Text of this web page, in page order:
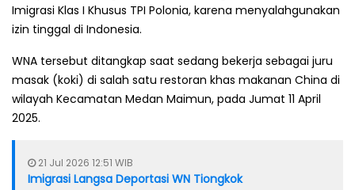
Imigrasi Klas I Khusus TPI Polonia, karena menyalahgunakan
izin tinggal di Indonesia.
WNA tersebut ditangkap saat sedang bekerja sebagai juru
masak (koki) di salah satu restoran khas makanan China di
wilayah Kecamatan Medan Maimun, pada Jumat 11 April
2025.
21 Jul 2026 12:51 WIB
Imigrasi Langsa Deportasi WN Tiongkok